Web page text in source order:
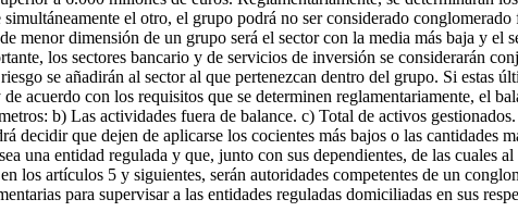
el otro, el grupo podrá no ser considerado
menor dimensión de un grupo será el sector con la media más baja y el
los sectores bancario y de servicios de inversión se considerarán
se añadirán al sector al que pertenezcan dentro del grupo. Si estas
acuerdo con los requisitos que se determinen reglamentariamente, el
b) Las actividades fuera de balance. c) Total de activos
decidir que dejen de aplicarse los cocientes más bajos o las cantidades
una entidad regulada y que, junto con sus dependientes, de las cuales
los artículos 5 y siguientes, serán autoridades competentes de un
para supervisar a las entidades reguladas domiciliadas en sus